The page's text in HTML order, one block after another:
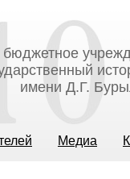
бюджетное
имени Д.Г.
Медиа